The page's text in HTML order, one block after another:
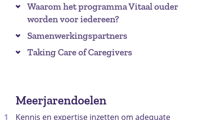
Waarom het programma Vitaal ouder
worden voor iedereen?
Samenwerkingspartners
Taking Care of Caregivers
Meerjarendoelen
Kennis en expertise inzetten om adequate